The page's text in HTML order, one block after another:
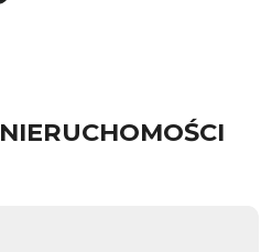
NIERUCHOMOŚCI